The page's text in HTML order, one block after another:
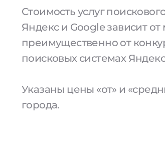
Стоимость услуг
Яндекс и Google зависит
преимущественно от
поисковых системах
Указаны цены «от» и
города.